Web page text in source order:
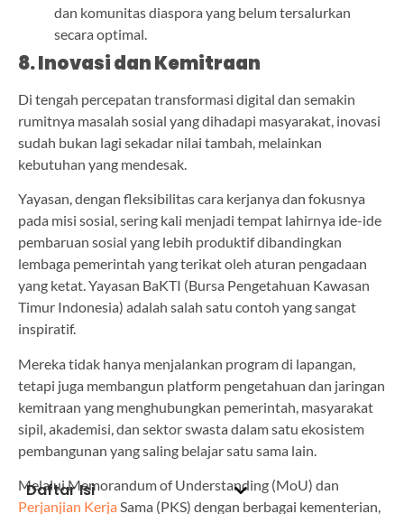
dan komunitas diaspora yang belum tersalurkan
secara optimal.
8. Inovasi dan Kemitraan
Di tengah percepatan transformasi digital dan semakin
rumitnya masalah sosial yang dihadapi masyarakat, inovasi
sudah bukan lagi sekadar nilai tambah, melainkan
kebutuhan yang mendesak.
Yayasan, dengan fleksibilitas cara kerjanya dan fokusnya
pada misi sosial, sering kali menjadi tempat lahirnya ide-ide
pembaruan sosial yang lebih produktif dibandingkan
lembaga pemerintah yang terikat oleh aturan pengadaan
yang ketat. Yayasan BaKTI (Bursa Pengetahuan Kawasan
Timur Indonesia) adalah salah satu contoh yang sangat
inspiratif.
Mereka tidak hanya menjalankan program di lapangan,
tetapi juga membangun platform pengetahuan dan jaringan
kemitraan yang menghubungkan pemerintah, masyarakat
sipil, akademisi, dan sektor swasta dalam satu ekosistem
pembangunan yang saling belajar satu sama lain.
Melalui Memorandum of Understanding (MoU) dan
Perjanjian KerjaSama (PKS) dengan berbagai kementerian,
Daftar Isi